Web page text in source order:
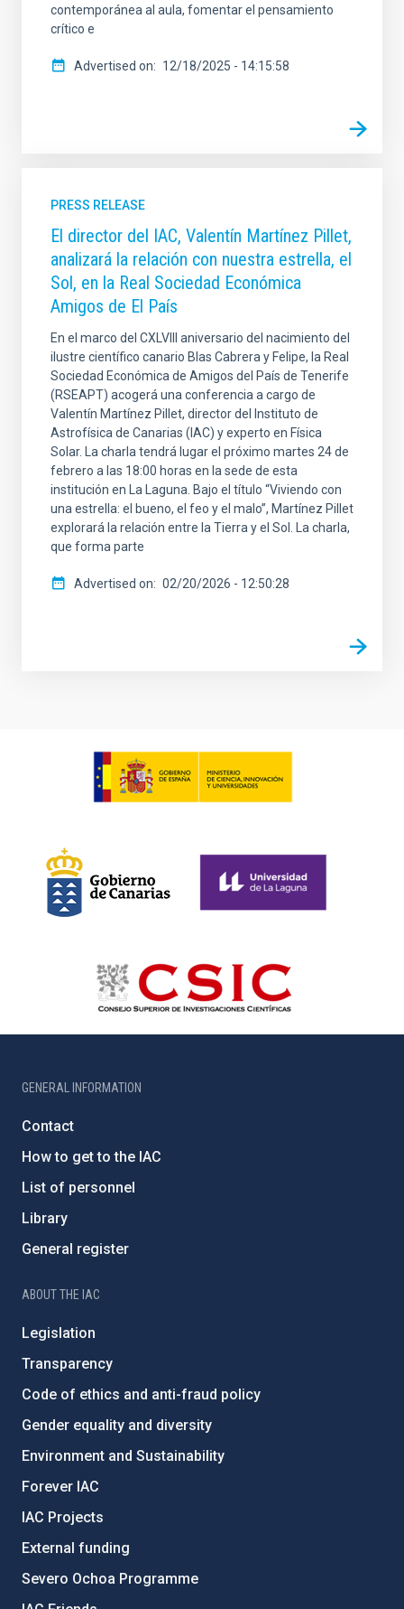
contemporánea al aula, fomentar el pensamiento
crítico e
Advertised on 12/18/2025 - 14:15:58
PRESS RELEASE
El director del IAC, Valentín Martínez Pillet,
analizará la relación con nuestra estrella, el
Sol, en la Real Sociedad Económica
Amigos de El País
En el marco del CXLVIII aniversario del nacimiento del
ilustre científico canario Blas Cabrera y Felipe, la Real
Sociedad Económica de Amigos del País de Tenerife
(RSEAPT) acogerá una conferencia a cargo de
Valentín Martínez Pillet, director del Instituto de
Astrofísica de Canarias (IAC) y experto en Física
Solar. La charla tendrá lugar el próximo martes 24 de
febrero a las 18:00 horas en la sede de esta
institución en La Laguna. Bajo el título “Viviendo con
una estrella: el bueno, el feo y el malo”, Martínez Pillet
explorará la relación entre la Tierra y el Sol. La charla,
que forma parte
Advertised on 02/20/2026 - 12:50:28
GENERAL INFORMATION
Contact
How to get to the IAC
List of personnel
Library
General register
ABOUT THE IAC
Legislation
Transparency
Code of ethics and anti-fraud policy
Gender equality and diversity
Environment and Sustainability
Forever IAC
IAC Projects
External funding
Severo Ochoa Programme